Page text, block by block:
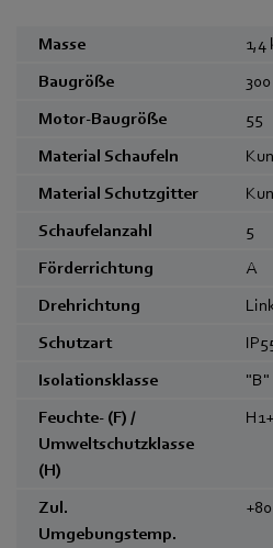
Masse 1,4
Baugröße
300
Motor-Baugröße
55
Material Schaufeln
Material Schutzgitter
Schaufelanzahl
5
Förderrichtung
A
Drehrichtung
Schutzart
Isolationsklasse
"B"
Feuchte- (F) /
Umweltschutzklasse
(H)
H1+
Zul.
Umgebungstemp.
+80